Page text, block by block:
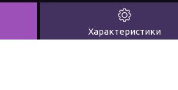
Характеристики